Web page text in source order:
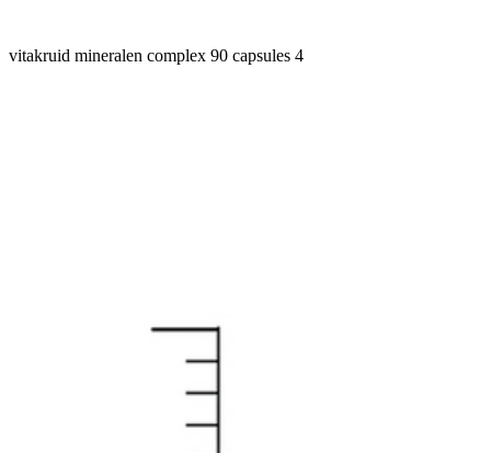
vitakruid mineralen complex 90 capsules 4